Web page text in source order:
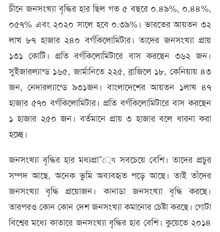
চীনে জনসংখ্যা বৃদ্ধির হার ছিল গত ৫ বছরে ০.৪৯%, ০.৪৪%,
০৫৭% এবং ২০২০ সালে হবে ০.৩৯%। ভারতের আয়তন ৩২
লাখ ৮৭ হাজার ২৪০ বর্গকিলোমিটার। তাদের জনসংখ্যা প্রায়
১৩১ কোটি। প্রতি বর্গকিলোমিটারে বাস করছেন ৩৬২ জন।
সুইজারল্যান্ড ১৬৫, জার্মানিতে ২২৫, ব্রাজিলে ১৮, কেনিয়ায় ৪৩
জন, নেদারল্যান্ডে ৯৩১জন। বাংলাদেশের আয়তন ১লাখ ৪৭
হাজার ৫৭০ বর্গকিলোমিটার। প্রতি বর্গকিলোমিটারে বাস করছেন
১ হাজার ২৫০ জন। বর্তমানে প্রায় ৩ হাজার বলে ধারনা করা
হচ্ছে।
জনসংখ্যা বৃদ্ধির হার মধ্যপ্রা”্যে সবচেয়ে বেশি। তাদের প্রচুর
সম্পদ আছে, অনেক ভুমি অব্যবহৃত পড়ে আছে। তাই তাঁদের
জনসংখ্যা বৃদ্ধি প্রয়োজন। কানাডা জনসংখ্যা বৃদ্ধি করছে।
তারপরও কোন কোন দেশ জনসংখ্যা কমানোর চেষ্টা করছে। গোটা
বিশ্বের মধ্যে কাতারে জনসংখ্যা বৃদ্ধির হার বেশি। কুয়েতে ২০১৪